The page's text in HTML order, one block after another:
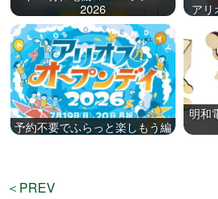
2026
アリ
予約不要でふらっと楽しもう編
明和
＜PREV